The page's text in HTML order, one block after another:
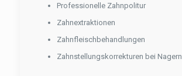
Professionelle Zahnpolitur
Zahnextraktionen
Zahnfleischbehandlungen
Zahnstellungskorrekturen bei Nagern